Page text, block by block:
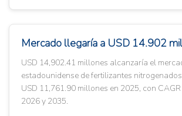
Mercado llegaría a USD 14.902
USD 14,902.41 millones alcanzaría el
estadounidense de fertilizantes
USD 11,761.90 millones en 2025, con
2026 y 2035.